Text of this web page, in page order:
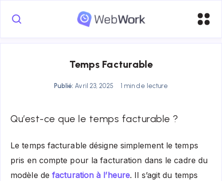
Temps Facturable
Publié: Avril 23, 2025 1 min de lecture
Qu’est-ce que le temps facturable ?
Le temps facturable désigne simplement le temps
pris en compte pour la facturation dans le cadre du
modèle de facturation à l’heure. Il s’agit du temps